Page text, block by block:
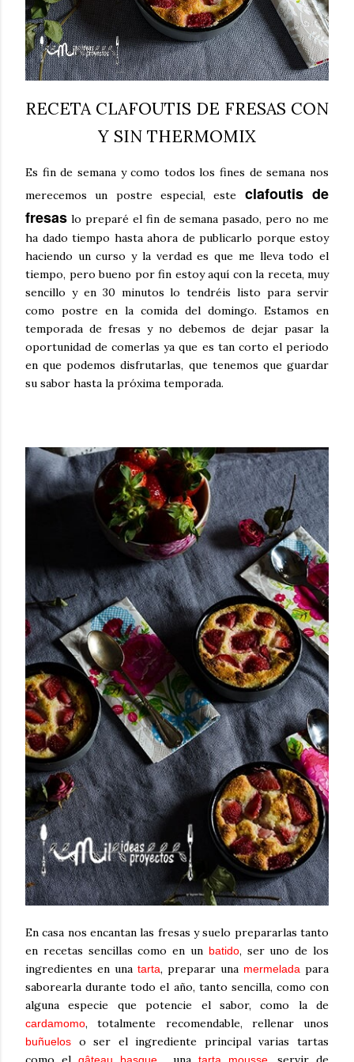
RECETA CLAFOUTIS DE FRESAS CON
Y SIN THERMOMIX
Es fin de semana y como todos los fines de semana nos
merecemos un postre especial, este clafoutis de
fresas lo preparé el fin de semana pasado, pero no me
ha dado tiempo hasta ahora de publicarlo porque estoy
haciendo un curso y la verdad es que me lleva todo el
tiempo, pero bueno por fin estoy aquí con la receta, muy
sencillo y en 30 minutos lo tendréis listo para servir
como postre en la comida del domingo. Estamos en
temporada de fresas y no debemos de dejar pasar la
oportunidad de comerlas ya que es tan corto el periodo
en que podemos disfrutarlas, que tenemos que guardar
su sabor hasta la próxima temporada.
En casa nos encantan las fresas y suelo prepararlas tanto
en recetas sencillas como en un batido, ser uno de los
ingredientes en una tarta, preparar una mermelada para
saborearla durante todo el año, tanto sencilla, como con
alguna especie que potencie el sabor, como la de
cardamomo, totalmente recomendable, rellenar unos
buñuelos o ser el ingrediente principal varias tartas